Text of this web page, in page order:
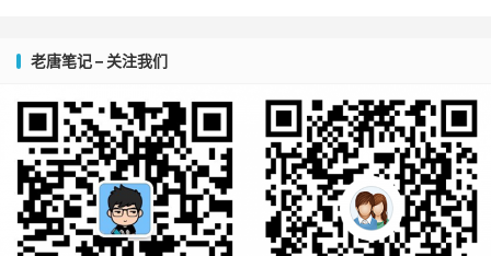
老唐笔记 – 关注我们